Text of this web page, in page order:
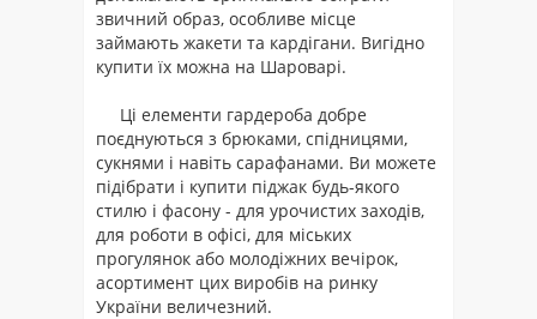
звичний образ, особливе місце
займають жакети та кардігани. Вигідно
купити їх можна на Шароварі.
Ці елементи гардероба добре
поєднуються з брюками, спідницями,
сукнями і навіть сарафанами. Ви можете
підібрати і купити піджак будь-якого
стилю і фасону - для урочистих заходів,
для роботи в офісі, для міських
прогулянок або молодіжних вечірок,
асортимент цих виробів на ринку
України величезний.